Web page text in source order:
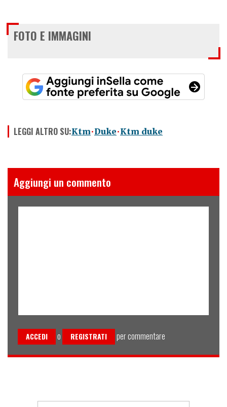
FOTO E IMMAGINI
LEGGI ALTRO SU:Ktm Duke Ktm duke
Aggiungi un commento
ACCEDI o REGISTRATI per commentare